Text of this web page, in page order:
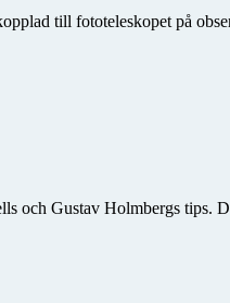
till fototeleskopet på
och Gustav Holmbergs tips.